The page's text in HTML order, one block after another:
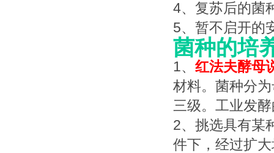
4、复苏后的菌
5、暂不启开的
菌种的培
1、 红法夫酵母
材料。菌种分
三级。工业发
2、挑选具有某
件下，经过扩